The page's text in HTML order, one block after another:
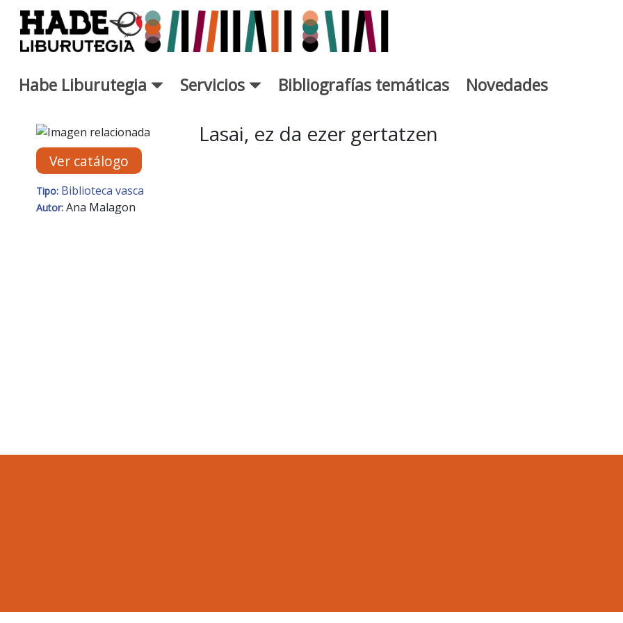
Saltar al contenido principal
Habe Liburutegia Servicios Bibliografías temáticas Novedades
Ficha de Novedades - Liburutegia
Ver catálogo
Tipo: Biblioteca vasca
Autor: Ana Malagon
Lasai, ez da ezer gertatzen